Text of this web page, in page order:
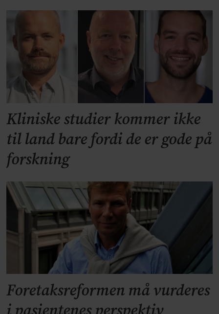
Kliniske studier kommer ikke
til land bare fordi de er gode på
forskning
Foretaksreformen må vurderes